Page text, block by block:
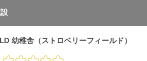
幼稚舎（ストロベリーフィールド）